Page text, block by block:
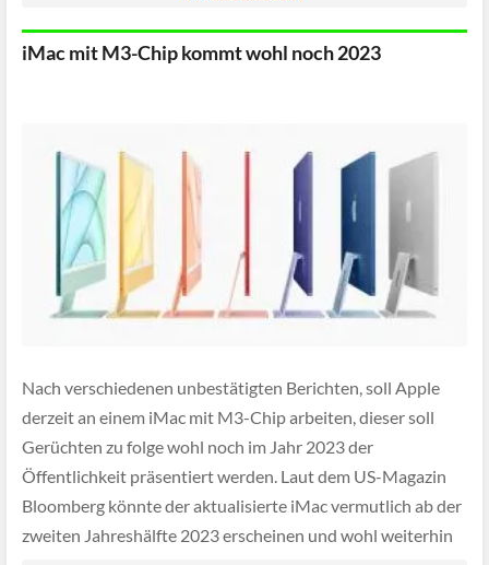
iMac mit M3-Chip kommt wohl noch 2023
Nach verschiedenen unbestätigten Berichten, soll Apple
derzeit an einem iMac mit M3-Chip arbeiten, dieser soll
Gerüchten zu folge wohl noch im Jahr 2023 der
Öffentlichkeit präsentiert werden. Laut dem US-Magazin
Bloomberg könnte der aktualisierte iMac vermutlich ab der
zweiten Jahreshälfte 2023 erscheinen und wohl weiterhin